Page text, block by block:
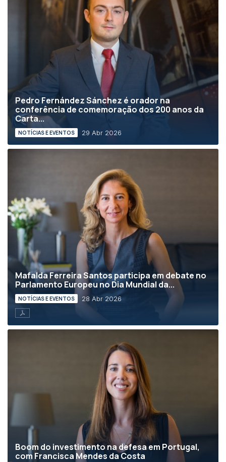
Pedro Fernández Sánchez é orador na
conferência de comemoração dos 200 anos da
Carta...
NOTÍCIAS E EVENTOS 29 Abr 2026
Mafalda Ferreira Santos participa em debate no
Parlamento Europeu no Dia Mundial da...
NOTÍCIAS E EVENTOS 28 Abr 2026
Boom do investimento na defesa em Portugal,
com Francisca Mendes da Costa